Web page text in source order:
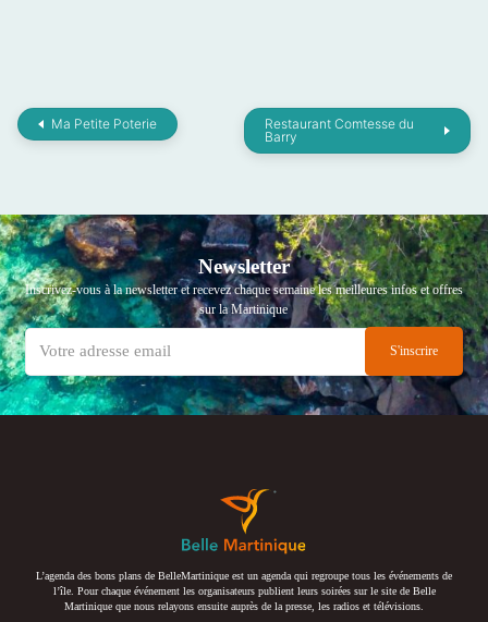
Ma Petite Poterie
Restaurant Comtesse du
Barry
Newsletter
Inscrivez-vous à la newsletter et recevez chaque semaine les meilleures infos et offres
sur la Martinique
L’agenda des bons plans de BelleMartinique est un agenda qui regroupe tous les événements de
l’île. Pour chaque événement les organisateurs publient leurs soirées sur le site de Belle
Martinique que nous relayons ensuite auprès de la presse, les radios et télévisions.